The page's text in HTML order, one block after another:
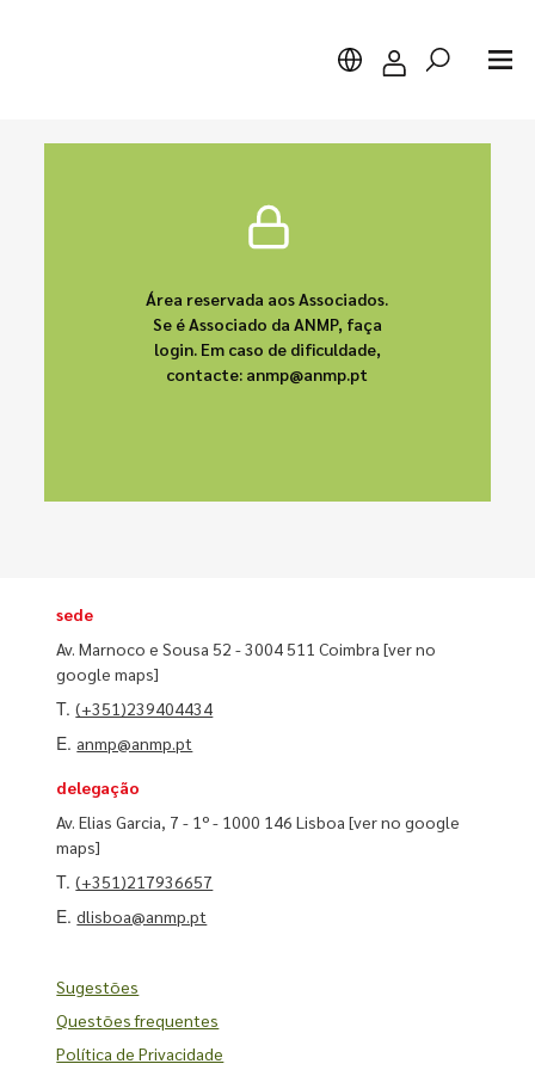
Área reservada aos Associados.
Se é Associado da ANMP, faça
login. Em caso de dificuldade,
contacte: anmp@anmp.pt
sede
Av. Marnoco e Sousa 52 - 3004 511 Coimbra[ver no
google maps]
T.(+351)239404434
E. anmp@anmp.pt
delegação
Av. Elias Garcia, 7 - 1º - 1000 146 Lisboa[ver no google
maps]
T.(+351)217936657
E.dlisboa@anmp.pt
Sugestões
Questões frequentes
Política de Privacidade